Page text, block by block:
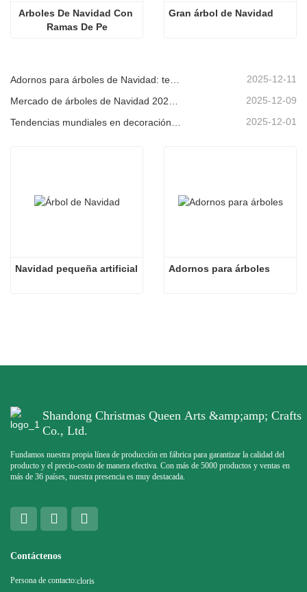
Arboles De Navidad Con
Ramas De Pe
Gran árbol de Navidad
2025-12-11
2025-12-09
Tendencias mundiales en decoración navideña y por qué Christmas Queen sigue liderando el mercado 2025-12-01
Navidad pequeña artificial Adornos para árboles
Shandong Christmas Queen Arts &amp;amp; Crafts
Co., Ltd.
Fundamos nuestra propia línea de producción en fábrica para garantizar la calidad del
producto y el precio-costo de manera efectiva. Con más de 5000 productos y ventas en
más de 36 países, nuestra presencia es muy destacada.
Contáctenos
Persona de contacto:cloris